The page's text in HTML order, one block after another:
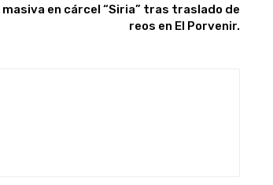
masiva en cárcel “Siria” tras traslado de
reos en El Porvenir.